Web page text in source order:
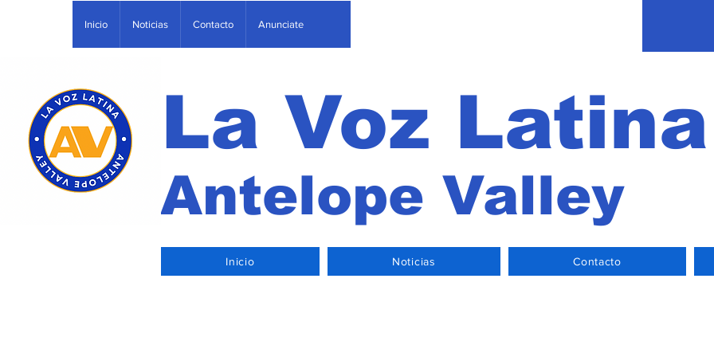
Inicio Noticias Contacto Anunciate
La Voz Latina
Antelope Valley
Inicio Noticias Contacto